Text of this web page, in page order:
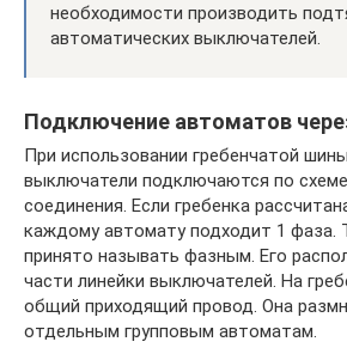
необходимости производить
автоматических выключателей.
Подключение автоматов
При использовании гребенчатой
выключатели подключаются по
соединения. Если гребенка
каждому автомату подходит 1 фаза.
принято называть фазным. Его
части линейки выключателей. На
общий приходящий провод. Она
отдельным групповым автоматам.